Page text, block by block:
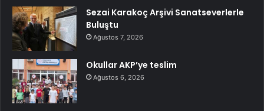
Sezai Karakoç Arşivi Sanatseverlerle
Buluştu
Ağustos 7, 2026
Okullar AKP’ye teslim
Ağustos 6, 2026